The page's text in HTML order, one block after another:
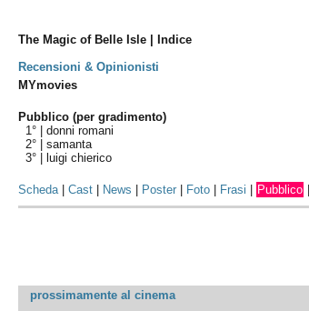
The Magic of Belle Isle | Indice
Recensioni & Opinionisti
MYmovies
Pubblico (per gradimento)
1° |donni romani
2° |samanta
3° |
luigi chierico
Scheda|Cast News Poster Foto Frasi Pubblico
prossimamente al cinema